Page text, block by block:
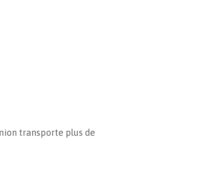
transporte plus de